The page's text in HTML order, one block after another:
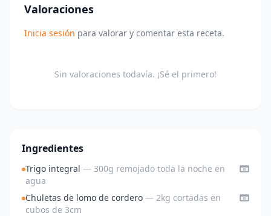
Valoraciones
Inicia sesión para valorar y comentar esta receta.
Sin valoraciones todavía. ¡Sé el primero!
Ingredientes
Trigo integral — 300g remojado toda la noche en
agua
Chuletas de lomo de cordero — 2kg cortadas en
cubos de 3cm